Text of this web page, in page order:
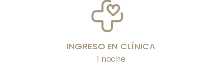
INGRESO EN CLÍNICA
1 noche